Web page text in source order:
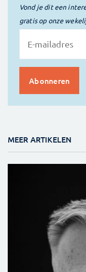
Vond je dit een
gratis op onze
MEER ARTIKELEN